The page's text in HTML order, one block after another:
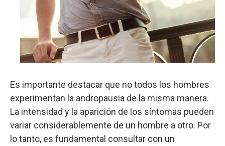
Es importante destacar que no todos los hombres
experimentan la andropausia de la misma manera.
La intensidad y la aparición de los síntomas pueden
variar considerablemente de un hombre a otro. Por
lo tanto, es fundamental consultar con un